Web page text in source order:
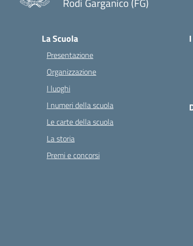
La Scuola
Presentazione
Organizzazione
I luoghi
I numeri della scuola
Le carte della scuola
La storia
Premi e concorsi